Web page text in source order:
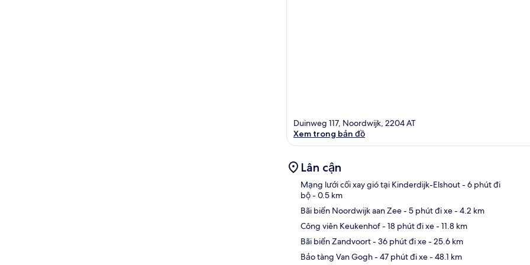
Duinweg 117, Noordwijk, 2204 AT
Xem trong bản đồ
Lân cận
Mạng lưới cối xay gió tại Kinderdijk-Elshout- 6 phút đi
bộ- 0.5 km
Bãi biển Noordwijk aan Zee- 5 phút đi xe- 4.2 km
Công viên Keukenhof- 18 phút đi xe- 11.8 km
Bãi biển Zandvoort- 36 phút đi xe- 25.6 km
Bảo tàng Van Gogh- 47 phút đi xe- 48.1 km